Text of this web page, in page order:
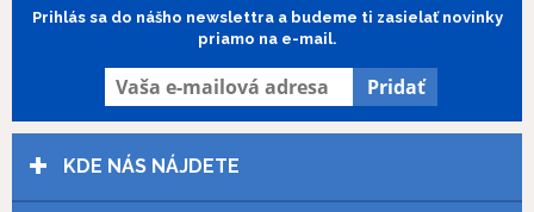
Rudolf Urc 1985 (7´) Animovaná filmová
esej na hudbu Mariána Vargu o meste,
ktoré mám rád.Gen.sk: Rudolf Urc
Martin Šulík 2011 (14´) Dramaturg,
scenárista, režisér a pedagóg prof.
Prihlás sa do nášho newslettra a budeme ti zasielať novinky
priamo na e-mail.
KDE NÁS NÁJDETE